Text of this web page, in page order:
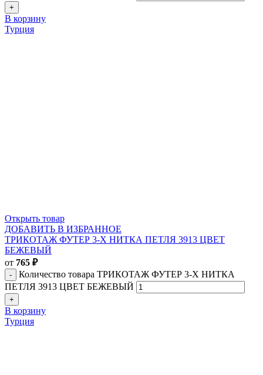
В корзину
Турция
Открыть товар
ДОБАВИТЬ В ИЗБРАННОЕ
ТРИКОТАЖ ФУТЕР 3-Х НИТКА ПЕТЛЯ 3913 ЦВЕТ
БЕЖЕВЫЙ
от 765 ₽
Количество товара ТРИКОТАЖ ФУТЕР 3-Х НИТКА
ПЕТЛЯ 3913 ЦВЕТ БЕЖЕВЫЙ
В корзину
Турция